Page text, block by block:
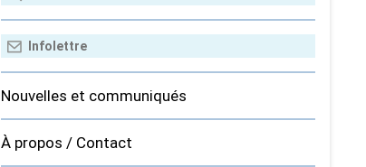
Nouvelles et communiqués
À propos / Contact